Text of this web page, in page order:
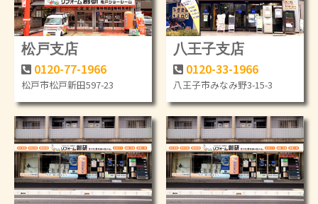
松戸支店
0120-77-1966
松戸市松戸新田597-23
八王子支店
0120-33-1966
八王子市みなみ野3-15-3